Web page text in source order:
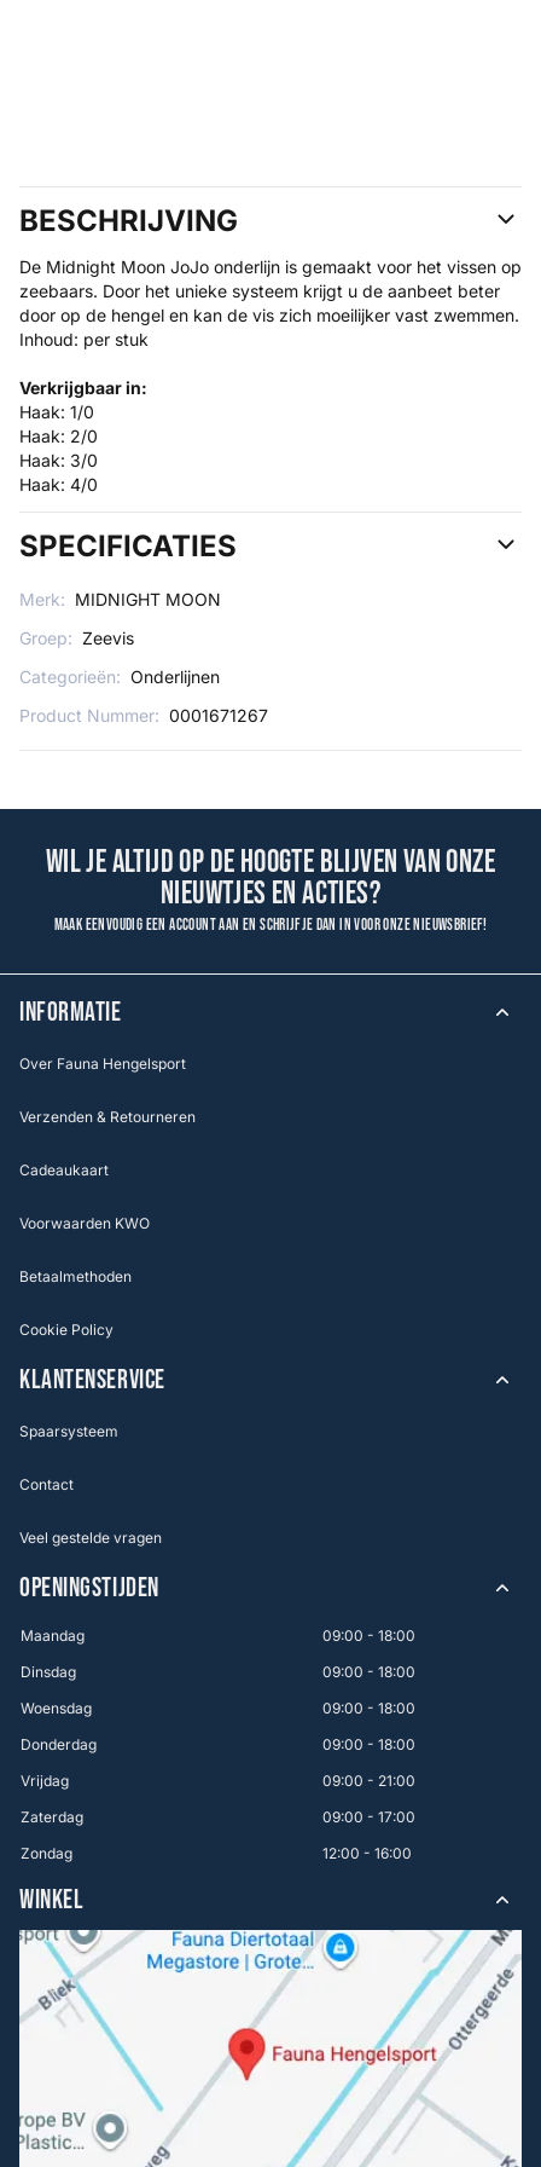
BESCHRIJVING
De Midnight Moon JoJo onderlijn is gemaakt voor het vissen op
zeebaars. Door het unieke systeem krijgt u de aanbeet beter
door op de hengel en kan de vis zich moeilijker vast zwemmen.
Inhoud: per stuk
Verkrijgbaar in:
Haak: 1/0
Haak: 2/0
Haak: 3/0
Haak: 4/0
SPECIFICATIES
Merk: MIDNIGHT MOON
Groep: Zeevis
Categorieën: Onderlijnen
Product Nummer: 0001671267
Wil je altijd op de hoogte blijven van onze
nieuwtjes en acties?
Maak eenvoudig een account aan en schrijf je dan in voor onze nieuwsbrief!
INFORMATIE
Over Fauna Hengelsport
Verzenden & Retourneren
Cadeaukaart
Voorwaarden KWO
Betaalmethoden
Cookie Policy
KLANTENSERVICE
Spaarsysteem
Contact
Veel gestelde vragen
OPENINGSTIJDEN
Maandag
09:00 - 18:00
Dinsdag
09:00 - 18:00
Woensdag
09:00 - 18:00
Donderdag
09:00 - 18:00
Vrijdag
09:00 - 21:00
Zaterdag
09:00 - 17:00
Zondag
12:00 - 16:00
WINKEL